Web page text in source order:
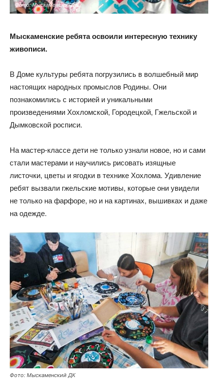
Фото: Мыскаменский ДК
Мыскаменские ребята освоили интересную технику
живописи.
В Доме культуры ребята погрузились в волшебный мир
настоящих народных промыслов Родины. Они
познакомились с историей и уникальными
произведениями Хохломской, Городецкой, Гжельской и
Дымковской росписи.
На мастер-классе дети не только узнали новое, но и сами
стали мастерами и научились рисовать изящные
листочки, цветы и ягодки в технике Хохлома. Удивление
ребят вызвали гжельские мотивы, которые они увидели
не только на фарфоре, но и на картинах, вышивках и даже
на одежде.
Фото: Мыскаменский ДК